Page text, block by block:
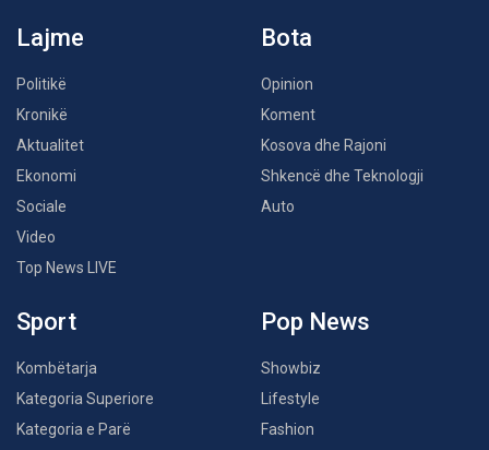
Lajme
Politikë
Kronikë
Aktualitet
Ekonomi
Sociale
Video
Top News LIVE
Bota
Opinion
Koment
Kosova dhe Rajoni
Shkencë dhe Teknologji
Auto
Sport
Kombëtarja
Kategoria Superiore
Kategoria e Parë
Pop News
Showbiz
Lifestyle
Fashion